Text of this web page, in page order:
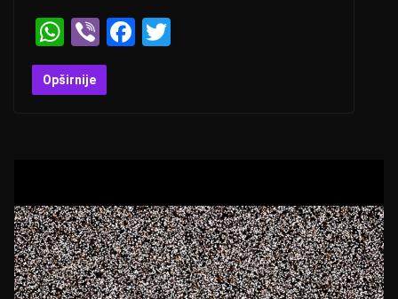
W
h
at
p
Vi
b
er
F
o
k
Opširnije